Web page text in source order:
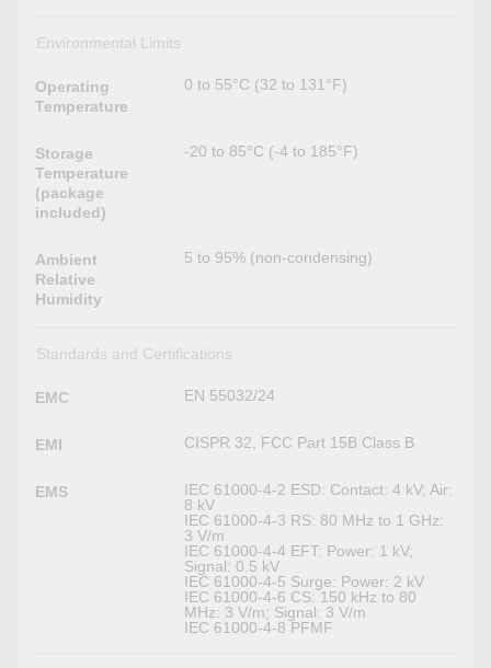
Environmental Limits
Operating
Temperature
0 to 55°C (32 to 131°F)
Storage
Temperature
(package
included)
-20 to 85°C (-4 to 185°F)
Ambient
Relative
Humidity
5 to 95% (non-condensing)
Standards and Certifications
EMC EN 55032/24
EMI CISPR 32, FCC Part 15B Class B
EMS
IEC 61000-4-2 ESD: Contact: 4 kV; Air:
8 kV
IEC 61000-4-3 RS: 80 MHz to 1 GHz:
3 V/m
IEC 61000-4-4 EFT: Power: 1 kV;
Signal: 0.5 kV
IEC 61000-4-5 Surge: Power: 2 kV
IEC 61000-4-6 CS: 150 kHz to 80
MHz: 3 V/m; Signal: 3 V/m
IEC 61000-4-8 PFMF